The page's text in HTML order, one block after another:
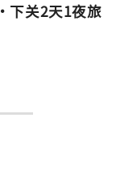
下关2天1夜旅